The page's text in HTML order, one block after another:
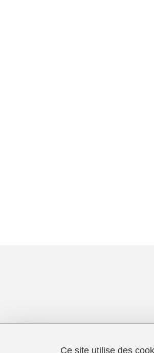
Ce site utilise des